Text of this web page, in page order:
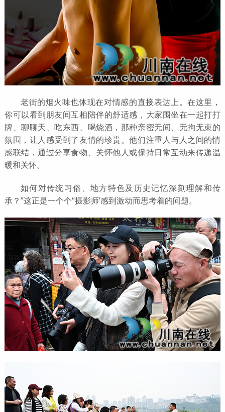
老街的烟火味也体现在对情感的直接表达上。在这里，
你可以看到朋友间互相陪伴的舒适感，大家围坐在一起打打
牌、聊聊天、吃东西、喝烧酒，那种亲密无间、无拘无束的
氛围，让人感受到了友情的珍贵。他们注重人与人之间的情
感联结，通过分享食物、关怀他人或保持日常互动来传递温
暖和关怀。
如何对传统习俗、地方特色及历史记忆深刻理解和传
承？”这正是一个个“摄影师’感到激动而思考着的问题。